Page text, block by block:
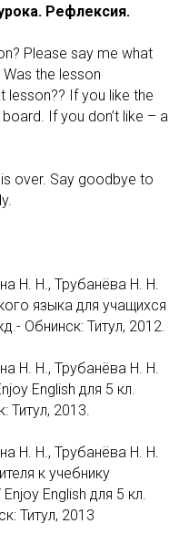
Рефлексия.
Please say me what
the lesson
lesson?? If you like the
If you don’t like – a
over. Say goodbye to
Н. Н., Трубанёва Н. Н.
языка для учащихся
Обнинск: Титул, 2012.
Н. Н., Трубанёва Н. Н.
English для 5 кл.
Титул, 2013.
Н. Н., Трубанёва Н. Н.
к учебнику
English для 5 кл.
Титул, 2013